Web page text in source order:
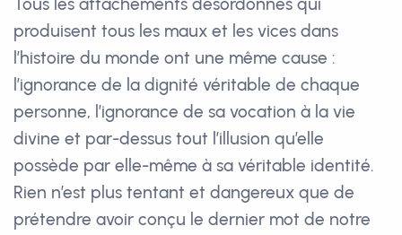
Tous les attachements désordonnés qui
produisent tous les maux et les vices dans
l’histoire du monde ont une même cause :
l’ignorance de la dignité véritable de chaque
personne, l’ignorance de sa vocation à la vie
divine et par-dessus tout l’illusion qu’elle
possède par elle-même à sa véritable identité.
Rien n’est plus tentant et dangereux que de
prétendre avoir conçu le dernier mot de notre